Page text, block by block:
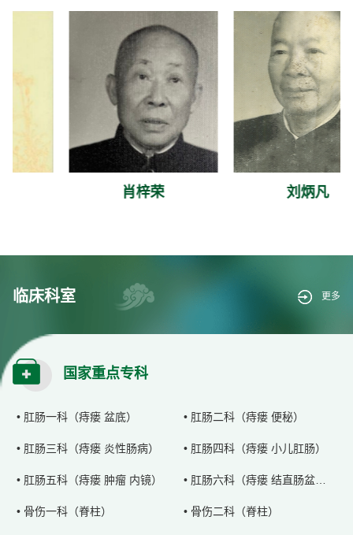
临床科室 更多
国家重点专科
• 肛肠一科（痔瘘 盆底） • 肛肠二科（痔瘘 便秘）
• 肛肠三科（痔瘘 炎性肠病） • 肛肠四科（痔瘘 小儿肛肠）
• 肛肠五科（痔瘘 肿瘤 内镜） • 肛肠六科（痔瘘 结直肠盆腔外科）
• 骨伤一科（脊柱） • 骨伤二科（脊柱）